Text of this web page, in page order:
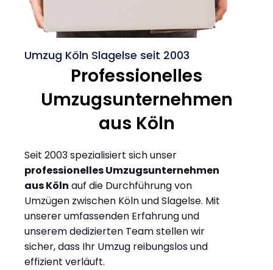
Umzug Köln Slagelse seit 2003
Professionelles
Umzugsunternehmen
aus Köln
Seit 2003 spezialisiert sich unser
professionelles Umzugsunternehmen
aus Köln auf die Durchführung von
Umzügen zwischen Köln und Slagelse. Mit
unserer umfassenden Erfahrung und
unserem dedizierten Team stellen wir
sicher, dass Ihr Umzug reibungslos und
effizient verläuft.